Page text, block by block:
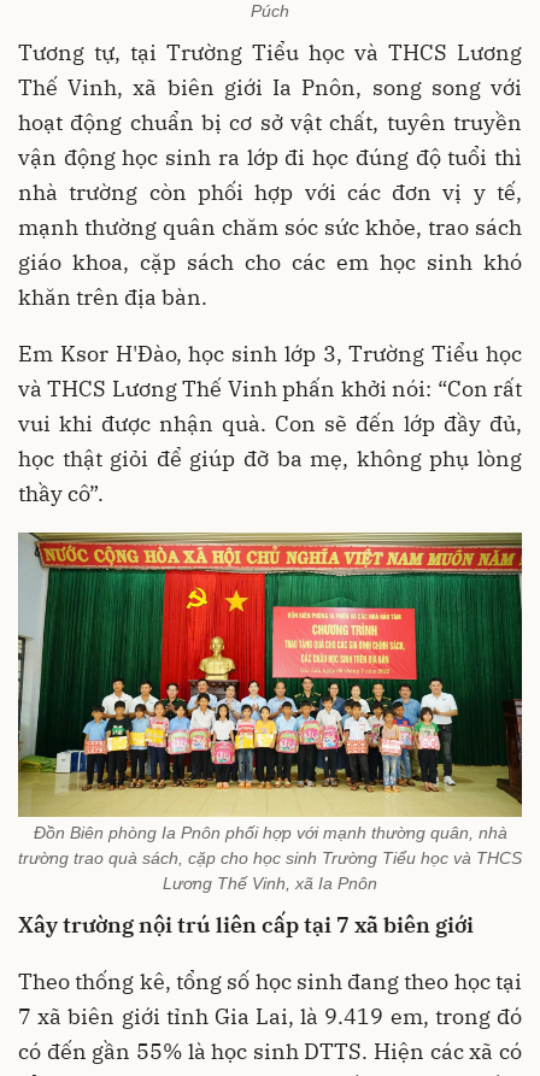
Púch
Tương tự, tại Trường Tiểu học và THCS Lương
Thế Vinh, xã biên giới Ia Pnôn, song song với
hoạt động chuẩn bị cơ sở vật chất, tuyên truyền
vận động học sinh ra lớp đi học đúng độ tuổi thì
nhà trường còn phối hợp với các đơn vị y tế,
mạnh thường quân chăm sóc sức khỏe, trao sách
giáo khoa, cặp sách cho các em học sinh khó
khăn trên địa bàn.
Em Ksor H'Đào, học sinh lớp 3, Trường Tiểu học
và THCS Lương Thế Vinh phấn khởi nói: “Con rất
vui khi được nhận quà. Con sẽ đến lớp đầy đủ,
học thật giỏi để giúp đỡ ba mẹ, không phụ lòng
thầy cô”.
Đồn Biên phòng Ia Pnôn phối hợp với mạnh thường quân, nhà
trường trao quà sách, cặp cho học sinh Trường Tiểu học và THCS
Lương Thế Vinh, xã Ia Pnôn
Xây trường nội trú liên cấp tại 7 xã biên giới
Theo thống kê, tổng số học sinh đang theo học tại
7 xã biên giới tỉnh Gia Lai, là 9.419 em, trong đó
có đến gần 55% là học sinh DTTS. Hiện các xã có